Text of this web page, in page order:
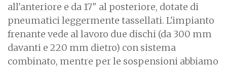
all'anteriore e da 17" al posteriore, dotate di
pneumatici leggermente tassellati. L'impianto
frenante vede al lavoro due dischi (da 300 mm
davanti e 220 mm dietro) con sistema
combinato, mentre per le sospensioni abbiamo